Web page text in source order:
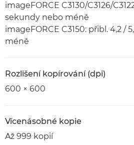
imageFORCE C3130/C3126/
sekundy nebo méně
imageFORCE C3150: přibl. 4,2 /
méně
Rozlišení kopírování (dpi)
600 × 600
Vícenásobné kopie
Až 999 kopií